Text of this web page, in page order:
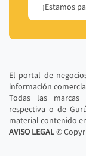
¡Estamos
El portal de
información
Todas las marcas
respectiva o de
material contenido
AVISO LEGAL©